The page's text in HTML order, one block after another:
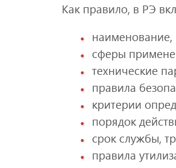
Как правило, в РЭ
наименование,
сферы
технические
правила
критерии
порядок
срок службы,
правила